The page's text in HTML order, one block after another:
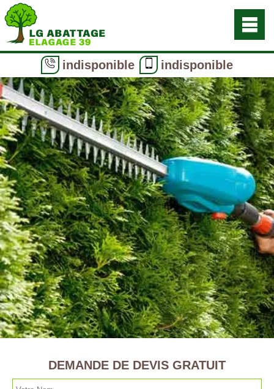
indisponible indisponible
DEMANDE DE DEVIS GRATUIT